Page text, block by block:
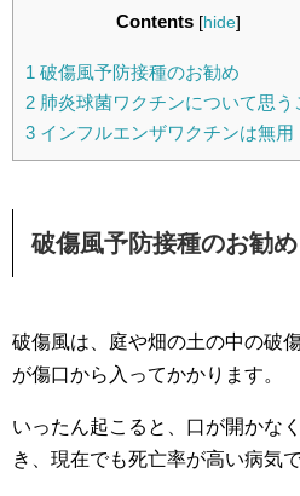
Contents [hide]
1 破傷風予防接種のお勧め
2 肺炎球菌ワクチンについて思う
3 インフルエンザワクチンは無用
破傷風予防接種のお勧め
破傷風は、庭や畑の土の中の破
が傷口から入ってかかります。
いったん起こると、口が開かな
き、現在でも死亡率が高い病気で